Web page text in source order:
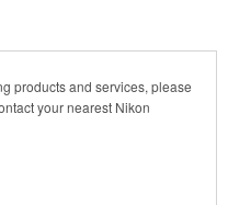
products and services, please
your nearest Nikon